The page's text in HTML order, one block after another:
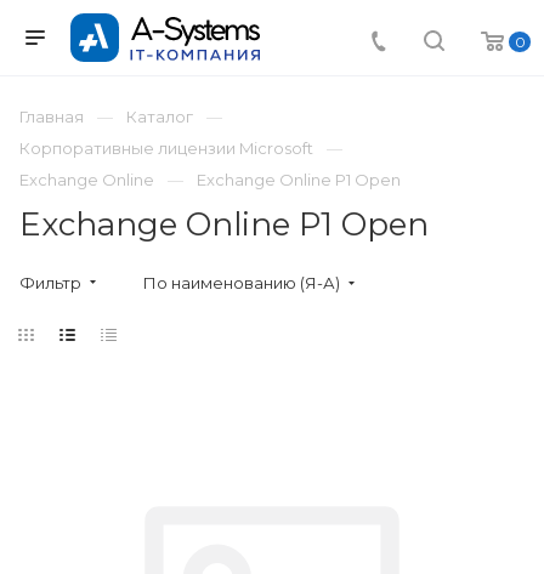
0
Главная
Каталог
Корпоративные лицензии Microsoft
Exchange Online
Exchange Online P1 Open
Exchange Online P1 Open
Фильтр По наименованию (Я-А)